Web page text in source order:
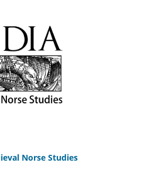
Norse Studies